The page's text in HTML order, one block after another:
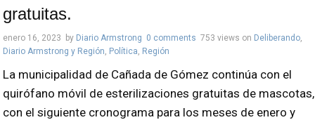
gratuitas.
enero 16, 2023 by Diario Armstrong 0 comments 753 views on Deliberando,
Diario Armstrong y Región, Política, Región
La municipalidad de Cañada de Gómez continúa con el
quirófano móvil de esterilizaciones gratuitas de mascotas,
con el siguiente cronograma para los meses de enero y